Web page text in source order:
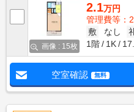
画像 : 15枚
2.1万円
管理費等：
敷
なし
1階
1K
空室確認 無料